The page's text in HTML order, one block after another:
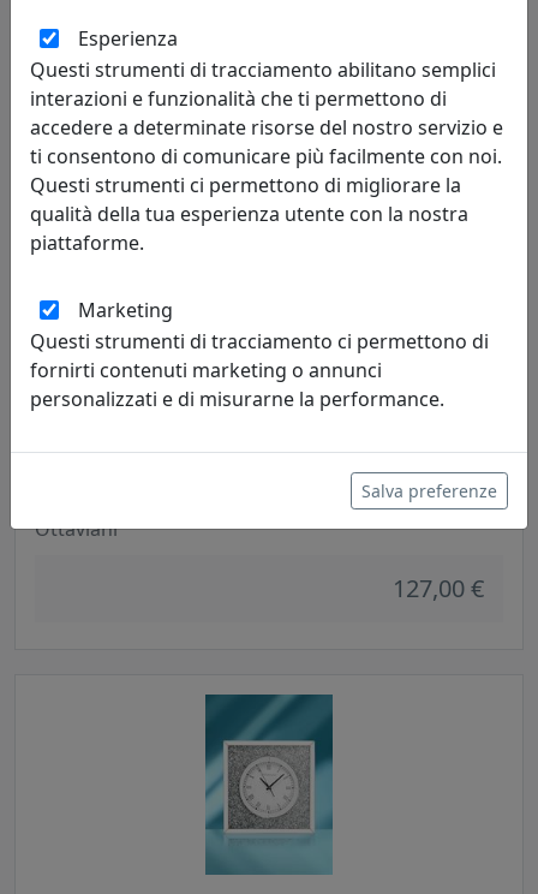
OROLOGIO DA TAVOLO MONOLITE, IN CRISTALLO, CODICE 29863
Ottaviani
121,00 €
OROLOGIO DA TAVOLO SFERA, IN CRISTALLO, CODICE 29791
Ottaviani
127,00 €
Esperienza
Questi strumenti di tracciamento abilitano semplici
interazioni e funzionalità che ti permettono di
accedere a determinate risorse del nostro servizio e
ti consentono di comunicare più facilmente con noi.
Questi strumenti ci permettono di migliorare la
qualità della tua esperienza utente con la nostra
piattaforme.
Marketing
Questi strumenti di tracciamento ci permettono di
fornirti contenuti marketing o annunci
personalizzati e di misurarne la performance.
Salva preferenze